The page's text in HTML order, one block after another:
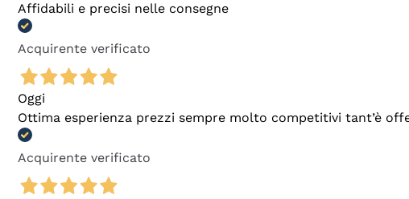
Affidabili e precisi nelle consegne
Acquirente verificato
Oggi
Ottima esperienza prezzi sempre molto competitivi tant’è
Acquirente verificato